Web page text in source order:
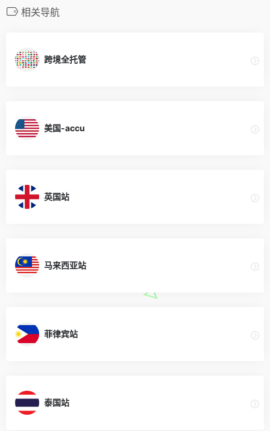
相关导航
跨境全托管
美国-accu
英国站
马来西亚站
菲律宾站
泰国站